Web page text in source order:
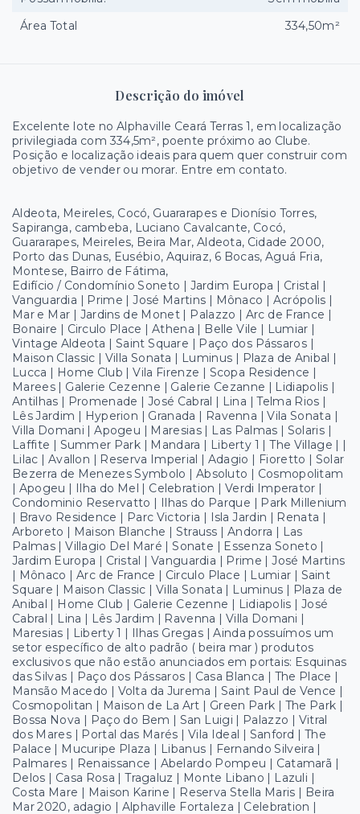
Descrição do imóvel
Excelente lote no Alphaville Ceará Terras 1, em localização
privilegiada com 334,5m², poente próximo ao Clube.
Posição e localização ideais para quem quer construir com
objetivo de vender ou morar. Entre em contato.
Aldeota, Meireles, Cocó, Guararapes e Dionísio Torres,
Sapiranga, cambeba, Luciano Cavalcante, Cocó,
Guararapes, Meireles, Beira Mar, Aldeota, Cidade 2000,
Porto das Dunas, Eusébio, Aquiraz, 6 Bocas, Aguá Fria,
Montese, Bairro de Fátima,
Edifício / Condomínio Soneto | Jardim Europa | Cristal |
Vanguardia | Prime | José Martins | Mônaco | Acrópolis |
Mar e Mar | Jardins de Monet | Palazzo | Arc de France |
Bonaire | Circulo Place | Athena | Belle Vile | Lumiar |
Vintage Aldeota | Saint Square | Paço dos Pássaros |
Maison Classic | Villa Sonata | Luminus | Plaza de Anibal |
Lucca | Home Club | Vila Firenze | Scopa Residence |
Marees | Galerie Cezenne | Galerie Cezanne | Lidiapolis |
Antilhas | Promenade | José Cabral | Lina | Telma Rios |
Lês Jardim | Hyperion | Granada | Ravenna | Vila Sonata |
Villa Domani | Apogeu | Maresias | Las Palmas | Solaris |
Laffite | Summer Park | Mandara | Liberty 1 | The Village | |
Lilac | Avallon | Reserva Imperial | Adagio | Fioretto | Solar
Bezerra de Menezes Symbolo | Absoluto | Cosmopolitam
| Apogeu | Ilha do Mel | Celebration | Verdi Imperator |
Condominio Reservatto | Ilhas do Parque | Park Millenium
| Bravo Residence | Parc Victoria | Isla Jardin | Renata |
Arboreto | Maison Blanche | Strauss | Andorra | Las
Palmas | Villagio Del Maré | Sonate | Essenza Soneto |
Jardim Europa | Cristal | Vanguardia | Prime | José Martins
| Mônaco | Arc de France | Circulo Place | Lumiar | Saint
Square | Maison Classic | Villa Sonata | Luminus | Plaza de
Anibal | Home Club | Galerie Cezenne | Lidiapolis | José
Cabral | Lina | Lês Jardim | Ravenna | Villa Domani |
Maresias | Liberty 1 | Ilhas Gregas | Ainda possuímos um
setor específico de alto padrão ( beira mar ) produtos
exclusivos que não estão anunciados em portais: Esquinas
das Silvas | Paço dos Pássaros | Casa Blanca | The Place |
Mansão Macedo | Volta da Jurema | Saint Paul de Vence |
Cosmopolitan | Maison de La Art | Green Park | The Park |
Bossa Nova | Paço do Bem | San Luigi | Palazzo | Vitral
dos Mares | Portal das Marés | Vila Ideal | Sanford | The
Palace | Mucuripe Plaza | Libanus | Fernando Silveira |
Palmares | Renaissance | Abelardo Pompeu | Catamarã |
Delos | Casa Rosa | Tragaluz | Monte Libano | Lazuli |
Costa Mare | Maison Karine | Reserva Stella Maris | Beira
Mar 2020, adagio | Alphaville Fortaleza | Celebration |
Área Total
334,50m²